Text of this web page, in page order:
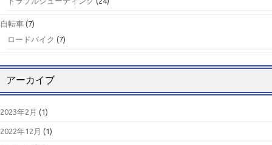
自転車 (7)
ロードバイク (7)
アーカイブ
2023年2月 (1)
2022年12月 (1)